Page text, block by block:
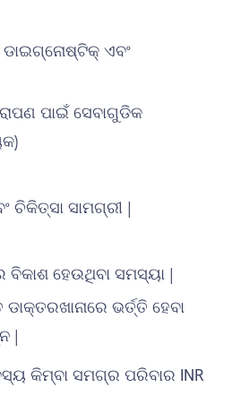
ଡାଇଗ୍ନୋଷ୍ଟିକ୍ ଏବଂ
ପାଇଁ ସେବାଗୁଡିକ
ଚିକିତ୍ସା ସାମଗ୍ରୀ |
ହେଉଥିବା ସମସ୍ୟା |
ଭର୍ତ୍ତି ହେବା
|
କିମ୍ବା ସମଗ୍ର ପରିବାର INR